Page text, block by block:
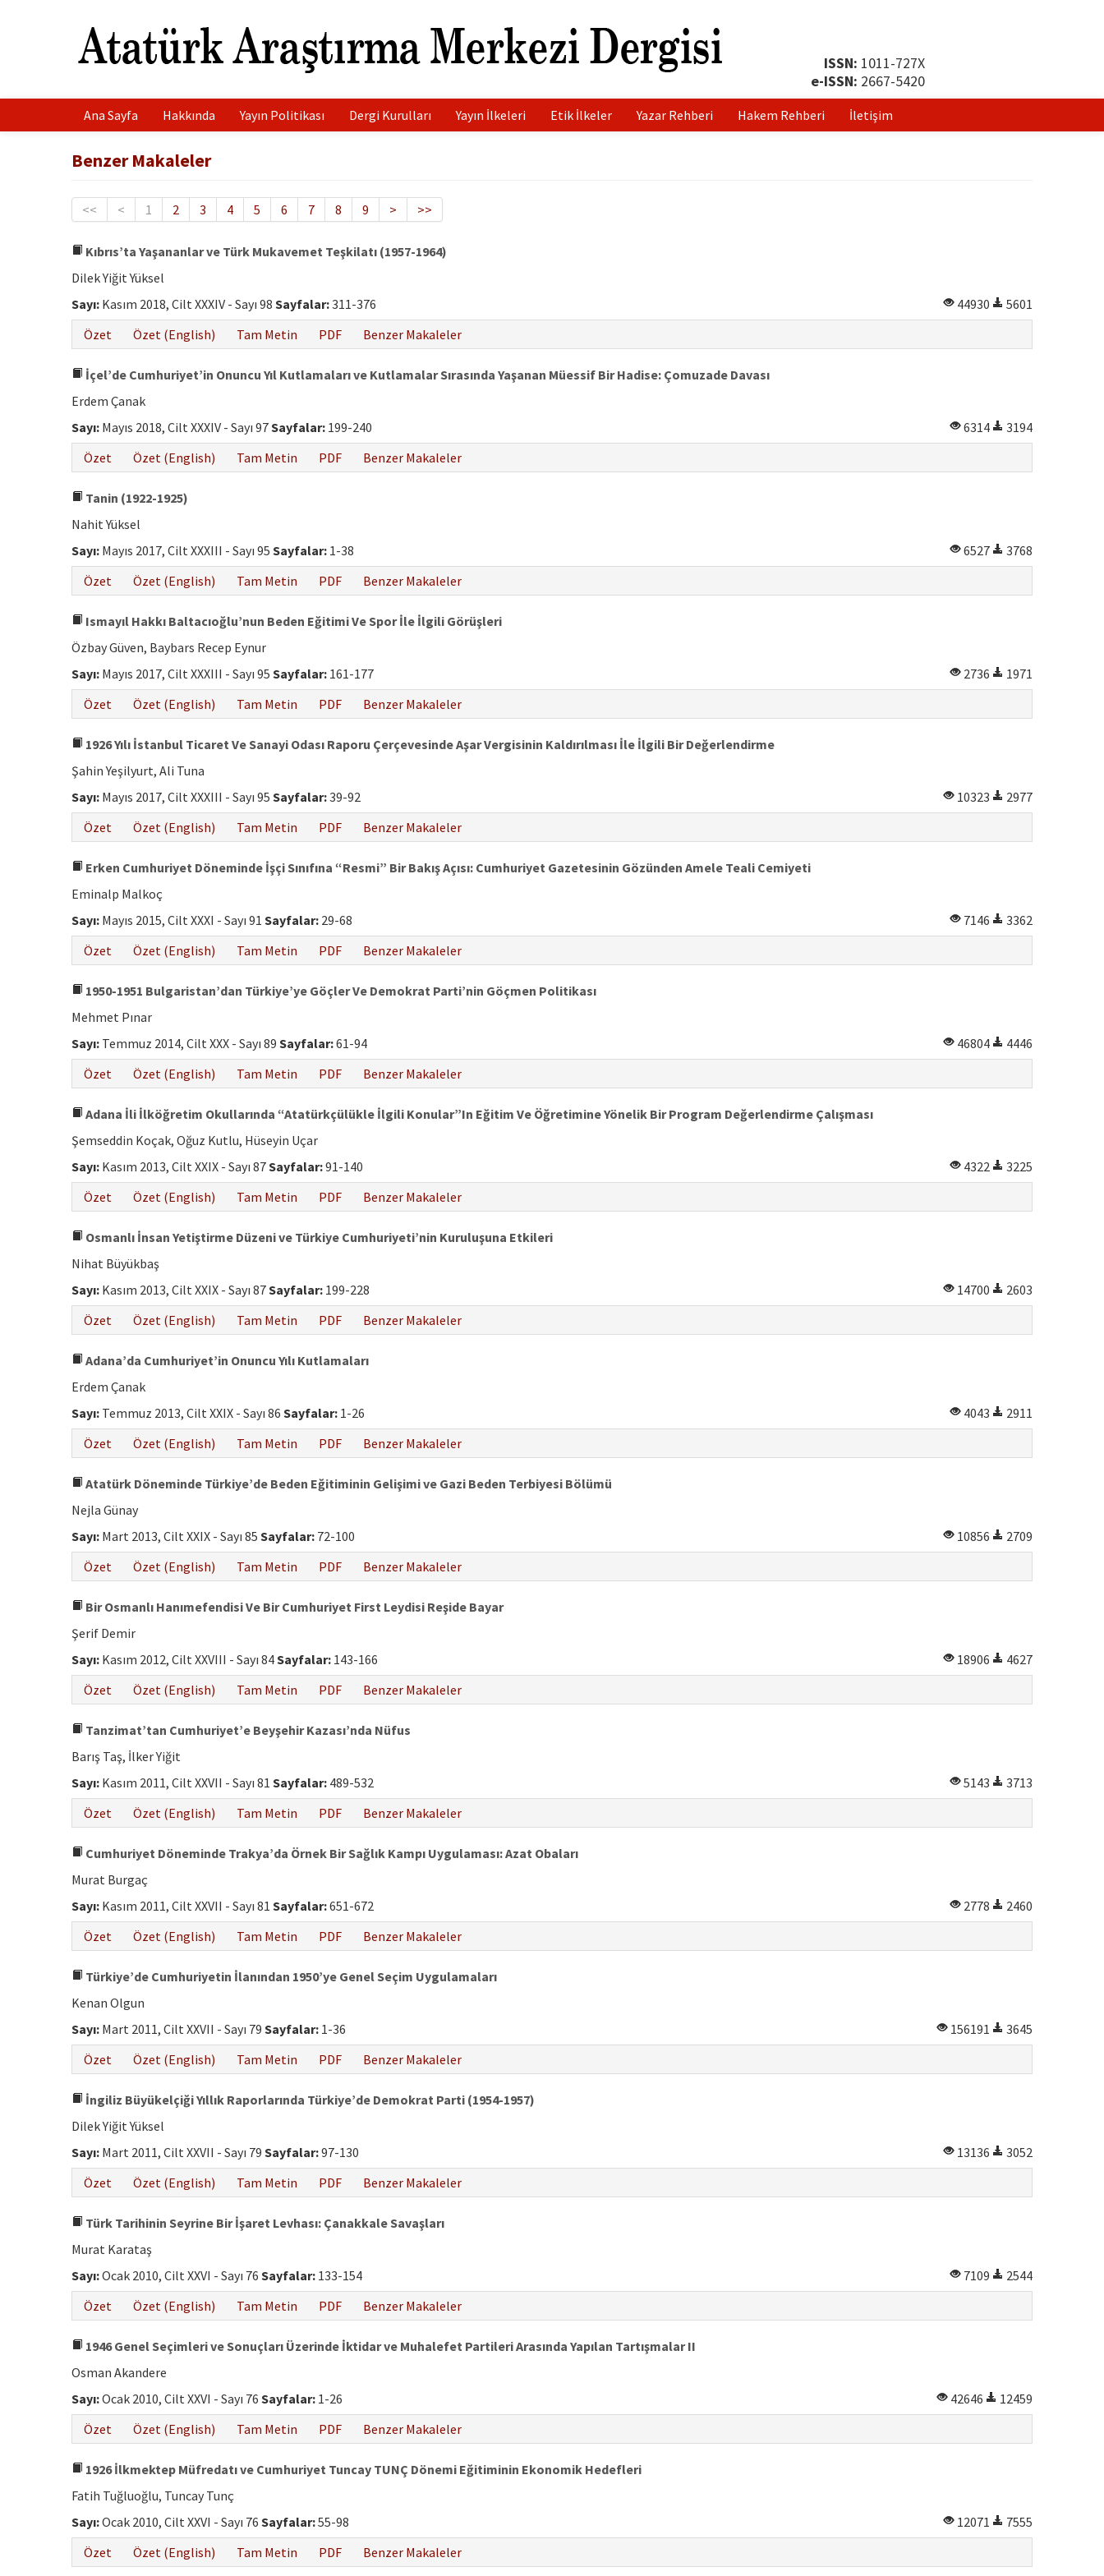
ISSN: 1011-727X
e-ISSN: 2667-5420
Ana Sayfa Hakkında Yayın Politikası Dergi Kurulları Yayın İlkeleri Etik İlkeler Yazar Rehberi Hakem Rehberi İletişim
Benzer Makaleler
<< < 1 2 3 4 5 6 7 8 9 > >>
Kıbrıs’ta Yaşananlar ve Türk Mukavemet Teşkilatı (1957-1964)
Dilek Yiğit Yüksel
Sayı: Kasım 2018, Cilt XXXIV - Sayı 98 Sayfalar:311-376 44930
5601
Özet
Özet (English) Tam Metin PDF Benzer Makaleler
İçel’de Cumhuriyet’in Onuncu Yıl Kutlamaları ve Kutlamalar Sırasında Yaşanan Müessif Bir Hadise: Çomuzade Davası
Erdem Çanak
Sayı: Mayıs 2018, Cilt XXXIV - Sayı 97Sayfalar: 199-240 6314
3194
Özet
Özet (English) Tam Metin PDF Benzer Makaleler
Tanin (1922-1925)
Nahit Yüksel
Sayı: Mayıs 2017, Cilt XXXIII - Sayı 95 Sayfalar: 1-38 6527
3768
Özet
Özet (English) Tam Metin PDF Benzer Makaleler
Ismayıl Hakkı Baltacıoğlu’nun Beden Eğitimi Ve Spor İle İlgili Görüşleri
Özbay Güven, Baybars Recep Eynur
Sayı: Mayıs 2017, Cilt XXXIII - Sayı 95 Sayfalar: 161-177 2736
1971
Özet
Özet (English) Tam Metin PDF Benzer Makaleler
1926 Yılı İstanbul Ticaret Ve Sanayi Odası Raporu Çerçevesinde Aşar Vergisinin Kaldırılması İle İlgili Bir Değerlendirme
Şahin Yeşilyurt, Ali Tuna
Sayı: Mayıs 2017, Cilt XXXIII - Sayı 95 Sayfalar:39-92 10323
2977
Özet
Özet (English) Tam Metin PDF Benzer Makaleler
Erken Cumhuriyet Döneminde İşçi Sınıfına “Resmi” Bir Bakış Açısı: Cumhuriyet Gazetesinin Gözünden Amele Teali Cemiyeti
Eminalp Malkoç
Sayı: Mayıs 2015, Cilt XXXI - Sayı 91 Sayfalar: 29-68 7146
3362
Özet
Özet (English) Tam Metin PDF Benzer Makaleler
1950-1951 Bulgaristan’dan Türkiye’ye Göçler Ve Demokrat Parti’nin Göçmen Politikası
Mehmet Pınar
Sayı: Temmuz 2014, Cilt XXX - Sayı 89 Sayfalar:61-94 46804
4446
Özet
Özet (English) Tam Metin PDF Benzer Makaleler
Adana İli İlköğretim Okullarında “Atatürkçülükle İlgili Konular”In Eğitim Ve Öğretimine Yönelik Bir Program Değerlendirme Çalışması
Şemseddin Koçak, Oğuz Kutlu, Hüseyin Uçar
Sayı: Kasım 2013, Cilt XXIX - Sayı 87Sayfalar:91-140 4322
3225
Özet
Özet (English) Tam Metin PDF Benzer Makaleler
Osmanlı İnsan Yetiştirme Düzeni ve Türkiye Cumhuriyeti’nin Kuruluşuna Etkileri
Nihat Büyükbaş
Sayı: Kasım 2013, Cilt XXIX - Sayı 87Sayfalar: 199-228 14700
2603
Özet
Özet (English) Tam Metin PDF Benzer Makaleler
Adana’da Cumhuriyet’in Onuncu Yılı Kutlamaları
Erdem Çanak
Sayı: Temmuz 2013, Cilt XXIX - Sayı 86 Sayfalar: 1-26 4043
2911
Özet
Özet (English) Tam Metin PDF Benzer Makaleler
Atatürk Döneminde Türkiye’de Beden Eğitiminin Gelişimi ve Gazi Beden Terbiyesi Bölümü
Nejla Günay
Sayı: Mart 2013, Cilt XXIX - Sayı 85 Sayfalar: 72-100 10856
2709
Özet
Özet (English) Tam Metin PDF Benzer Makaleler
Bir Osmanlı Hanımefendisi Ve Bir Cumhuriyet First Leydisi Reşide Bayar
Şerif Demir
Sayı: Kasım 2012, Cilt XXVIII - Sayı 84Sayfalar: 143-166 18906
4627
Özet
Özet (English) Tam Metin PDF Benzer Makaleler
Tanzimat’tan Cumhuriyet’e Beyşehir Kazası’nda Nüfus
Barış Taş, İlker Yiğit
Sayı: Kasım 2011, Cilt XXVII - Sayı 81 Sayfalar: 489-532 5143
3713
Özet
Özet (English) Tam Metin PDF Benzer Makaleler
Cumhuriyet Döneminde Trakya’da Örnek Bir Sağlık Kampı Uygulaması: Azat Obaları
Murat Burgaç
Sayı: Kasım 2011, Cilt XXVII - Sayı 81 Sayfalar:651-672 2778
2460
Özet
Özet (English) Tam Metin PDF Benzer Makaleler
Türkiye’de Cumhuriyetin İlanından 1950’ye Genel Seçim Uygulamaları
Kenan Olgun
Sayı: Mart 2011, Cilt XXVII - Sayı 79 Sayfalar: 1-36 156191
3645
Özet
Özet (English) Tam Metin PDF Benzer Makaleler
İngiliz Büyükelçiği Yıllık Raporlarında Türkiye’de Demokrat Parti (1954-1957)
Dilek Yiğit Yüksel
Sayı: Mart 2011, Cilt XXVII - Sayı 79 Sayfalar:97-130 13136
3052
Özet
Özet (English) Tam Metin PDF Benzer Makaleler
Türk Tarihinin Seyrine Bir İşaret Levhası: Çanakkale Savaşları
Murat Karataş
Sayı:Ocak 2010, Cilt XXVI - Sayı 76 Sayfalar: 133-154 7109
2544
Özet
Özet (English) Tam Metin PDF Benzer Makaleler
1946 Genel Seçimleri ve Sonuçları Üzerinde İktidar ve Muhalefet Partileri Arasında Yapılan Tartışmalar II
Osman Akandere
Sayı:Ocak 2010, Cilt XXVI - Sayı 76 Sayfalar: 1-26 42646
12459
Özet
Özet (English) Tam Metin PDF Benzer Makaleler
1926 İlkmektep Müfredatı ve Cumhuriyet Tuncay TUNÇ Dönemi Eğitiminin Ekonomik Hedefleri
Fatih Tuğluoğlu, Tuncay Tunç
Sayı:Ocak 2010, Cilt XXVI - Sayı 76 Sayfalar:55-98 12071
7555
Özet
Özet (English) Tam Metin PDF Benzer Makaleler